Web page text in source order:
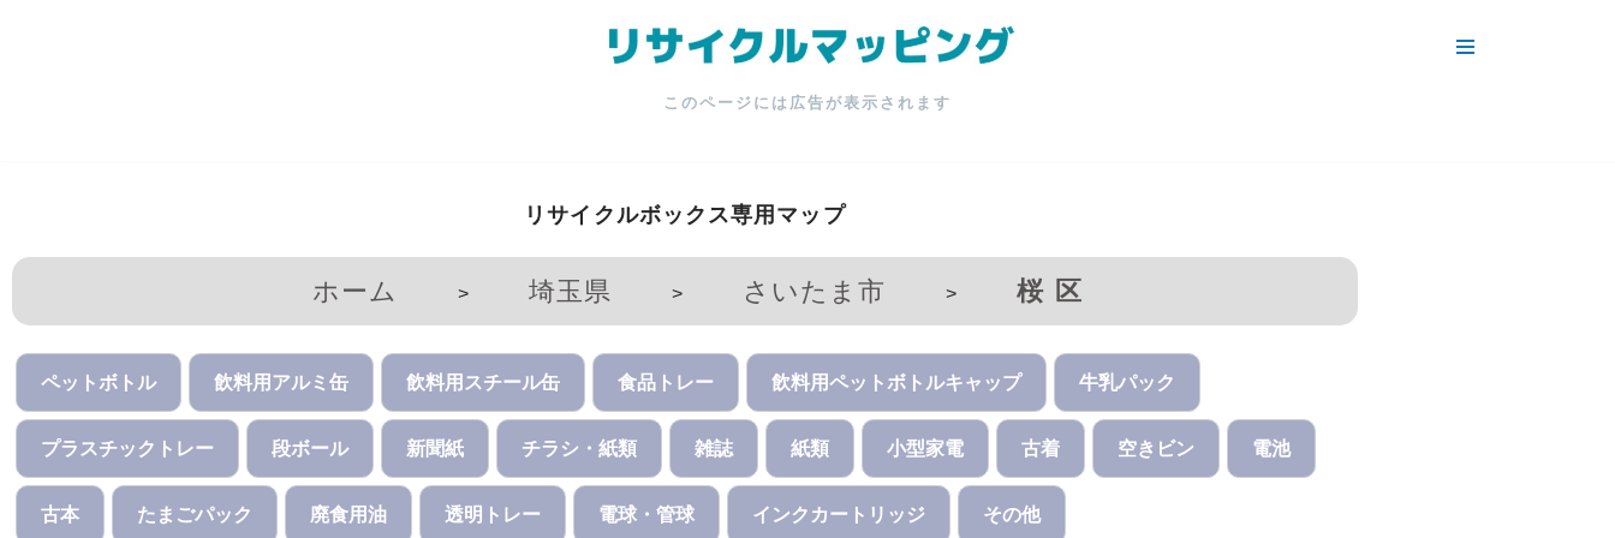
ス
ッ
プ
このページには広告が表示されます
リサイクルボックス専用マップ
ホーム > 埼玉県 > さいたま市 > 桜区
ペットボトル 飲料用アルミ缶 飲料用スチール缶 食品トレー 飲料用ペットボトルキャップ 牛乳パック
プラスチックトレー 段ボール 新聞紙 チラシ・紙類 雑誌 紙類 小型家電 古着 空きビン 電池
古本 たまごパック 廃食用油 透明トレー 電球・管球 インクカートリッジ その他